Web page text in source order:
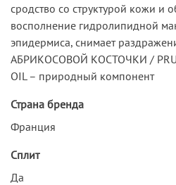
сродство со структурой кожи и
восполнение гидролипидной
эпидермиса, снимает
АБРИКОСОВОЙ КОСТОЧКИ /
OIL – природный компонент
Страна бренда
Франция
Сплит
Да